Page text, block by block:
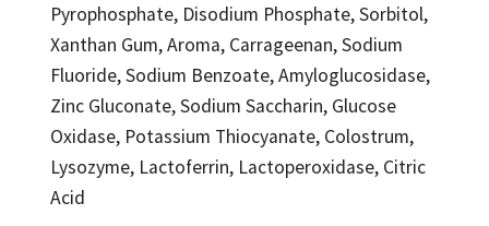
Pyrophosphate, Disodium Phosphate, Sorbitol,
Xanthan Gum, Aroma, Carrageenan, Sodium
Fluoride, Sodium Benzoate, Amyloglucosidase,
Zinc Gluconate, Sodium Saccharin, Glucose
Oxidase, Potassium Thiocyanate, Colostrum,
Lysozyme, Lactoferrin, Lactoperoxidase, Citric
Acid